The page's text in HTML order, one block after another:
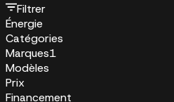
Filtrer
Énergie
Catégories
Marques1
Modèles
Prix
Financement